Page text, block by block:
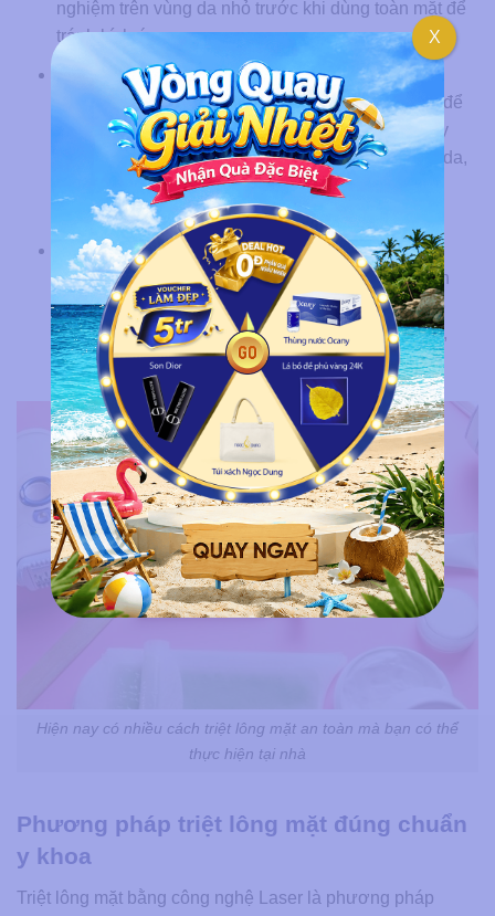
nghiệm trên vùng da nhỏ trước khi dùng toàn mặt để
tránh kích ứng.
Waxing và se lông bằng chỉ: Cách triệt lông mặt
vĩnh viễn​ nàygiúp nhổ tận gốc sợi lông, phù hợp để
làm sạch diện tích lớn hoặc định hình nét mặt. Tuy
nhiên, phương pháp này tiềm ẩn nguy cơ gây đỏ da,
viêm nang lông hoặc lông mọc ngược nếu không
chăm sóc kỹ sau khi thực hiện.
Sử dụng nguyên liệu thiên nhiên:Các hỗn hợp
như đu đủ kết hợp bột nghệ (chứa enzyme papain
phá hủy nang lông) hoặc mật ong trộn đường (tạo
chất kết dính tự nhiên) là những lựa chọn an toàn,
giúp lông thưa dần và dưỡng da trắng sáng.
Hiện nay có nhiều cách triệt lông mặt an toàn​ mà bạn có thể
thực hiện tại nhà
Phương pháp triệt lông mặt đúng chuẩn
y khoa
Triệt lông mặt bằng công nghệ Laser là phương pháp
X